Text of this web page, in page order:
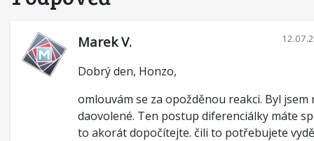
Marek V.
Dobrý den, Honzo,
omlouvám se za opožděnou reakci. Byl jsem
daovolené. Ten postup diferenciálky máte
to akorát dopočítejte. čili to potřebujete